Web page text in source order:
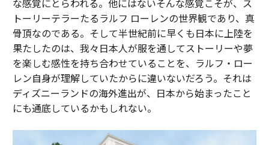
トーリーテラーたるラルフ ローレンの世界観であり、真
骨頂なのである。そして半世紀前に早くも日本に上陸を
果たしたのは、我々日本人が服を通してストーリーや夢
を楽しむ感性を持ち合わせていることを、ラルフ・ロー
レン自身が理解していたからに違いないだろう。それは
ディズニーランドの海外進出が、日本から始まったこと
にも通底しているかもしれない。